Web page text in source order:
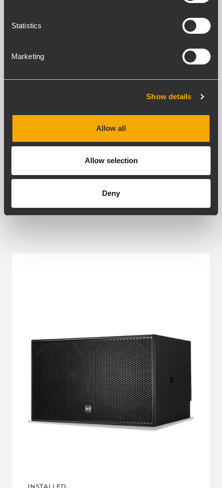
Statistics
Marketing
Show details
Allow all
Allow selection
Deny
V-BR 2X NC12
PAIR OF VERTICAL BRACKETS
PRODOTTI CORRELATI
INSTALLED